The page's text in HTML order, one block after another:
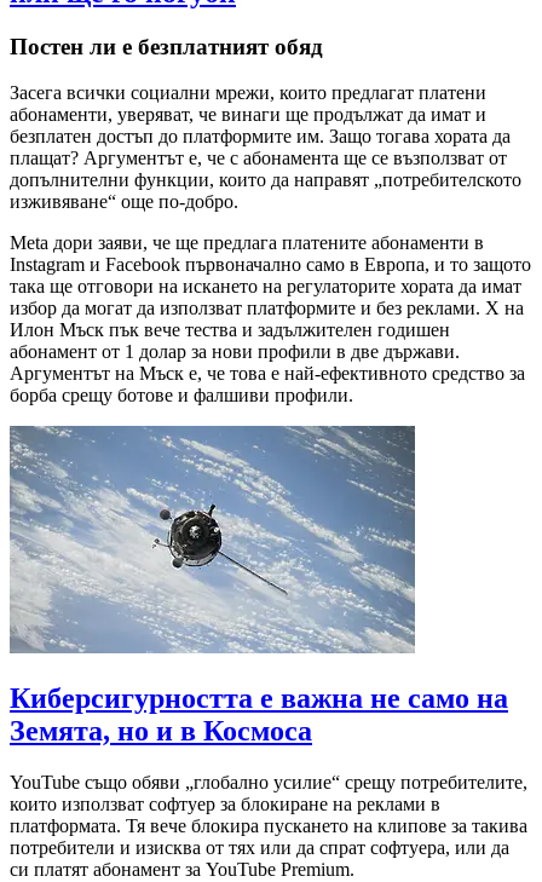
Постен ли е безплатният обяд
Засега всички социални мрежи, които предлагат платени
абонаменти, уверяват, че винаги ще продължат да имат и
безплатен достъп до платформите им. Защо тогава хората да
плащат? Аргументът е, че с абонамента ще се възползват от
допълнителни функции, които да направят „потребителското
изживяване“ още по-добро.
Meta дори заяви, че ще предлага платените абонаменти в
Instagram и Facebook първоначално само в Европа, и то защото
така ще отговори на искането на регулаторите хората да имат
избор да могат да използват платформите и без реклами. Х на
Илон Мъск пък вече тества и задължителен годишен
абонамент от 1 долар за нови профили в две държави.
Аргументът на Мъск е, че това е най-ефективното средство за
борба срещу ботове и фалшиви профили.
Киберсигурността е важна не само на
Земята, но и в Космоса
YouTube също обяви „глобално усилие“ срещу потребителите,
които използват софтуер за блокиране на реклами в
платформата. Тя вече блокира пускането на клипове за такива
потребители и изисква от тях или да спрат софтуера, или да
си платят абонамент за YouTube Premium.